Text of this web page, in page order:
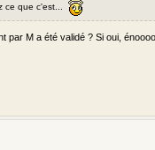
ce que c'est...
par M a été validé ? Si oui,